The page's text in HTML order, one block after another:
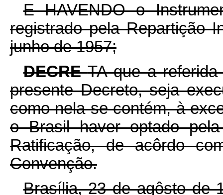
E HAVENDO o
registrado pela Repartição
junho de 1957;
DECRETA que a
presente Decreto, seja
como nela se contém, à
o Brasil haver optado
Ratificação, de acôrdo
Convenção.
Brasília, 23 de agôsto de